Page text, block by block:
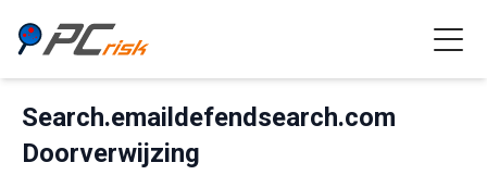
Search.emaildefendsearch.com
Doorverwijzing